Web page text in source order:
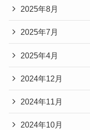
2025年8月
2025年7月
2025年4月
2024年12月
2024年11月
2024年10月